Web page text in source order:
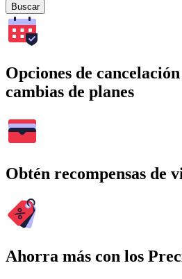
Buscar
Opciones de
cambias de planes
Obtén recompensas de
Ahorra más con los